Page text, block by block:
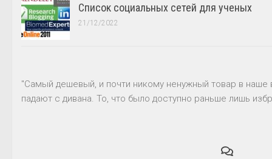
Список социальных сетей для ученых
21/12/2022
"Самый дешевый, и почти никому ненужный товар в
падают с дивана. То, что было доступно раньше лишь